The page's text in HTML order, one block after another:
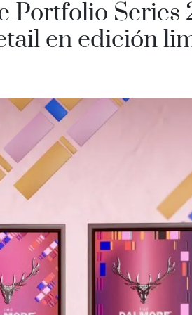
Taiwán
China
Estados Unidos
Canadá
México
Jamaica
Guyana
Barbados
Portfolio Series
en edición